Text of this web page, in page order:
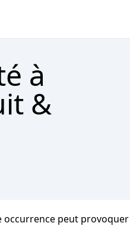
à
&
occurrence peut